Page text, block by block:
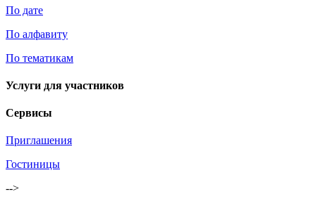
По дате
По алфавиту
По тематикам
Услуги для участников
Сервисы
Приглашения
Гостиницы
-->